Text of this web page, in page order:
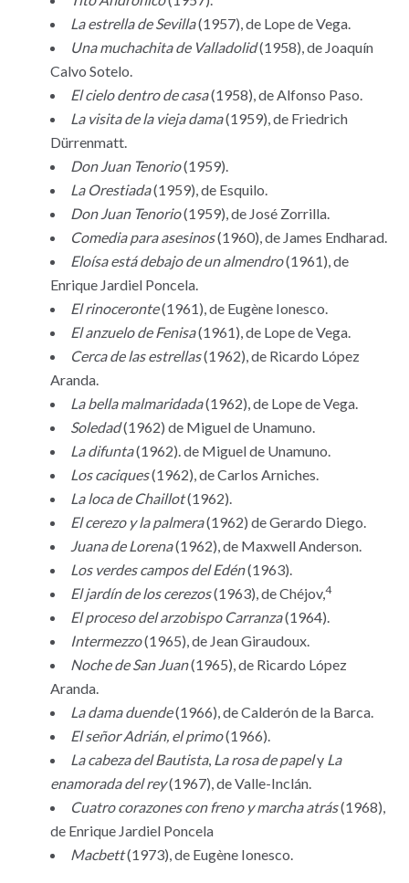
La estrella de Sevilla(1957), de Lope de Vega.
Una muchachita de Valladolid(1958), de Joaquín
Calvo Sotelo.
El cielo dentro de casa(1958), de Alfonso Paso.
La visita de la vieja dama(1959), de Friedrich
Dürrenmatt.
Don Juan Tenorio(1959).
La Orestiada(1959), de Esquilo.
Don Juan Tenorio(1959), de José Zorrilla.
Comedia para asesinos(1960), de James Endharad.
Eloísa está debajo de un almendro(1961), de
Enrique Jardiel Poncela.
El rinoceronte(1961), de Eugène Ionesco.
El anzuelo de Fenisa(1961), de Lope de Vega.
Cerca de las estrellas(1962), de Ricardo López
Aranda.
La bella malmaridada(1962), de Lope de Vega.
Soledad(1962) de Miguel de Unamuno.
La difunta(1962). de Miguel de Unamuno.
Los caciques(1962), de Carlos Arniches.
La loca de Chaillot(1962).
El cerezo y la palmera(1962) de Gerardo Diego.
Juana de Lorena(1962), de Maxwell Anderson.
Los verdes campos del Edén(1963).
El jardín de los cerezos(1963), de Chéjov,4
El proceso del arzobispo Carranza(1964).
Intermezzo(1965), de Jean Giraudoux.
Noche de San Juan(1965), de Ricardo López
Aranda.
La dama duende(1966), de Calderón de la Barca.
El señor Adrián, el primo(1966).
La cabeza del Bautista, La rosa de papely La
enamorada del rey(1967), de Valle-Inclán.
Cuatro corazones con freno y marcha atrás(1968),
de Enrique Jardiel Poncela
Macbett(1973), de Eugène Ionesco.